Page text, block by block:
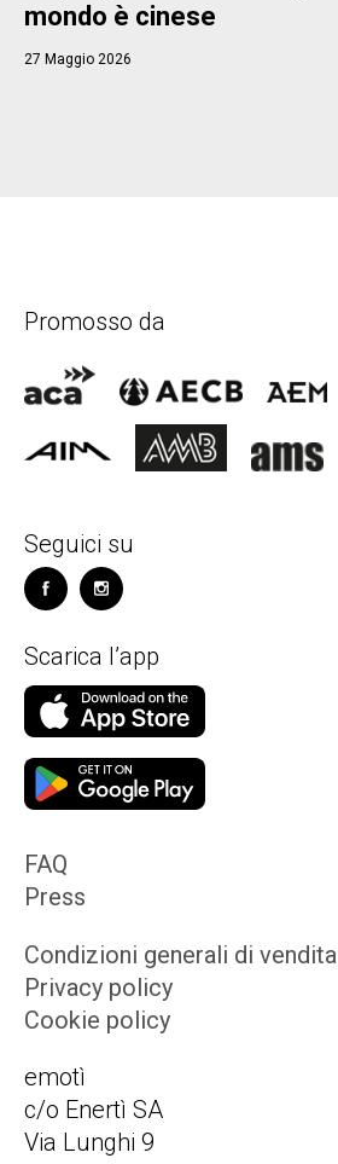
mondo è cinese
27 Maggio 2026
Promosso da
Seguici su
Scarica l’app
FAQ
Press
Condizioni generali di vendita
Privacy policy
Cookie policy
emotì
c/o Enertì SA
Via Lunghi 9